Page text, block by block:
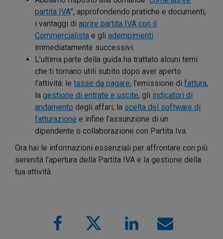
partita IVA”, approfondendo pratiche e documenti,
i vantaggi di aprire partita IVA con il
Commercialista e gli adempimenti
immediatamente successivi.
L’ultima parte della guida ha trattato alcuni temi
che ti tornano utili subito dopo aver aperto
l’attività: le tasse da pagare, l'emissione di fattura,
la gestione di entrate e uscite, gli indicatori di
andamento degli affari, la scelta del software di
fatturazione e infine l’assunzione di un
dipendente o collaborazione con Partita Iva.
Ora hai le informazioni essenziali per affrontare con più
serenità l’apertura della Partita IVA e la gestione della
tua attività.